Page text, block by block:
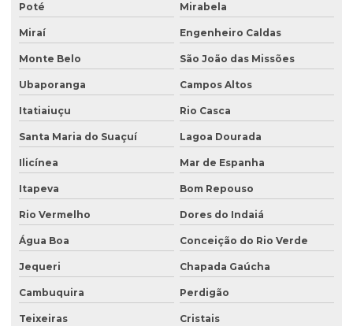
Poté Mirabela
Miraí Engenheiro Caldas
Monte Belo São João das Missões
Ubaporanga Campos Altos
Itatiaiuçu Rio Casca
Santa Maria do Suaçuí Lagoa Dourada
Ilicínea Mar de Espanha
Itapeva Bom Repouso
Rio Vermelho Dores do Indaiá
Água Boa Conceição do Rio Verde
Jequeri Chapada Gaúcha
Cambuquira Perdigão
Teixeiras Cristais